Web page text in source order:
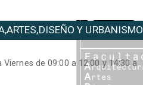
Y URBANISMO
Viernes de 09:00 a 12:00 y 14:30 a